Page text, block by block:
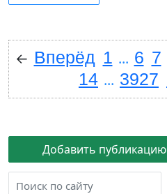
Добавить публикацию
← Вперёд 1 ... 6 7
14 ... 3927